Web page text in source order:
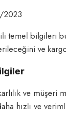
2023
bilgileri
ve
ve müşeri
hızlı ve